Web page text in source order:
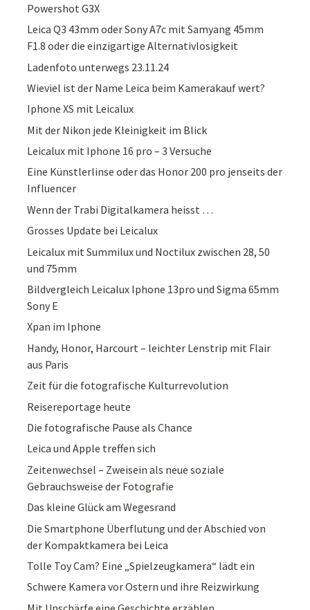
Powershot G3X
Leica Q3 43mm oder Sony A7c mit Samyang 45mm
F1.8 oder die einzigartige Alternativlosigkeit
Ladenfoto unterwegs 23.11.24
Wieviel ist der Name Leica beim Kamerakauf wert?
Iphone XS mit Leicalux
Mit der Nikon jede Kleinigkeit im Blick
Leicalux mit Iphone 16 pro – 3 Versuche
Eine Künstlerlinse oder das Honor 200 pro jenseits der
Influencer
Wenn der Trabi Digitalkamera heisst …
Grosses Update bei Leicalux
Leicalux mit Summilux und Noctilux zwischen 28, 50
und 75mm
Bildvergleich Leicalux Iphone 13pro und Sigma 65mm
Sony E
Xpan im Iphone
Handy, Honor, Harcourt – leichter Lenstrip mit Flair
aus Paris
Zeit für die fotografische Kulturrevolution
Reisereportage heute
Die fotografische Pause als Chance
Leica und Apple treffen sich
Zeitenwechsel – Zweisein als neue soziale
Gebrauchsweise der Fotografie
Das kleine Glück am Wegesrand
Die Smartphone Überflutung und der Abschied von
der Kompaktkamera bei Leica
Tolle Toy Cam? Eine „Spielzeugkamera“ lädt ein
Schwere Kamera vor Ostern und ihre Reizwirkung